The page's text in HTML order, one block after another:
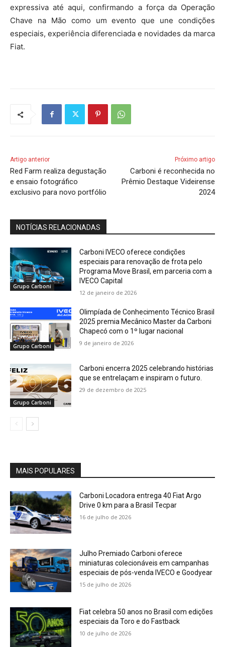
expressiva até aqui, confirmando a força da Operação
Chave na Mão como um evento que une condições
especiais, experiência diferenciada e novidades da marca
Fiat.
Artigo anterior
Red Farm realiza degustação
e ensaio fotográfico
exclusivo para novo portfólio
Próximo artigo
Carboni é reconhecida no
Prêmio Destaque Videirense
2024
NOTÍCIAS RELACIONADAS
Grupo Carboni
Carboni IVECO oferece condições
especiais para renovação de frota pelo
Programa Move Brasil, em parceria com a
IVECO Capital
12 de janeiro de 2026
Grupo Carboni
Olimpíada de Conhecimento Técnico Brasil
2025 premia Mecânico Master da Carboni
Chapecó com o 1º lugar nacional
9 de janeiro de 2026
Grupo Carboni
Carboni encerra 2025 celebrando histórias
que se entrelaçam e inspiram o futuro.
29 de dezembro de 2025
MAIS POPULARES
Carboni Locadora entrega 40 Fiat Argo
Drive 0 km para a Brasil Tecpar
16 de julho de 2026
Julho Premiado Carboni oferece
miniaturas colecionáveis em campanhas
especiais de pós-venda IVECO e Goodyear
15 de julho de 2026
Fiat celebra 50 anos no Brasil com edições
especiais da Toro e do Fastback
10 de julho de 2026